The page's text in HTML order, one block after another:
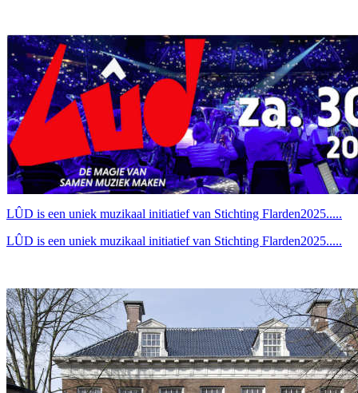
LÛD is een uniek muzikaal initiatief van Stichting Flarden2025.....
LÛD is een uniek muzikaal initiatief van Stichting Flarden2025.....